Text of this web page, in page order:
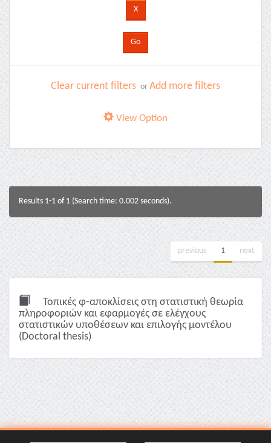
Clear current filters or Add more filters
View Option
Results 1-1 of 1 (Search time: 0.002 seconds).
previous 1 next
Τοπικές φ-αποκλίσεις στη στατιστική θεωρία
πληροφοριών και εφαρμογές σε ελέγχους
στατιστικών υποθέσεων και επιλογής μοντέλου
(Doctoral thesis)